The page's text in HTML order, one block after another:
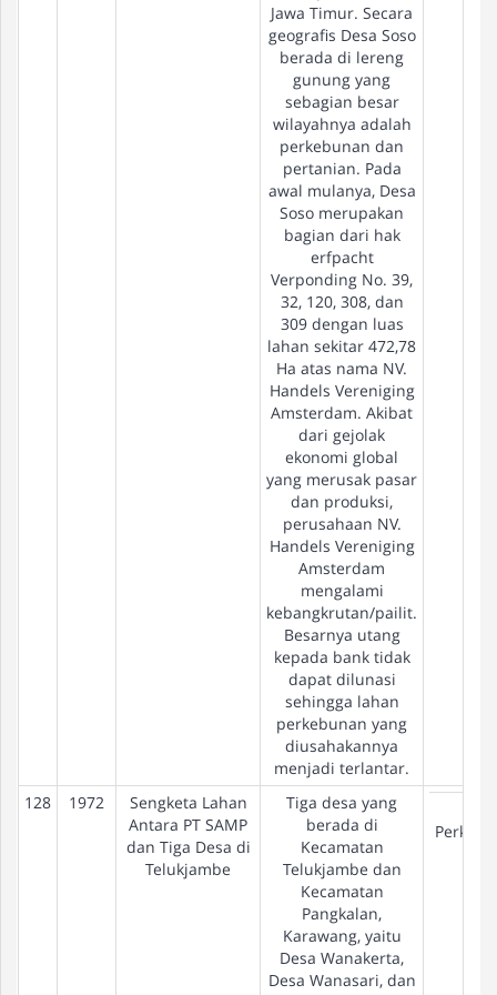
Jawa Timur. Secara
geografis Desa Soso
berada di lereng
gunung yang
sebagian besar
wilayahnya adalah
perkebunan dan
pertanian. Pada
awal mulanya, Desa
Soso merupakan
bagian dari hak
erfpacht
Verponding No. 39,
32, 120, 308, dan
309 dengan luas
lahan sekitar 472,78
Ha atas nama NV.
Handels Vereniging
Amsterdam. Akibat
dari gejolak
ekonomi global
yang merusak pasar
dan produksi,
perusahaan NV.
Handels Vereniging
Amsterdam
mengalami
kebangkrutan/pailit.
Besarnya utang
kepada bank tidak
dapat dilunasi
sehingga lahan
perkebunan yang
diusahakannya
menjadi terlantar.
128
1972
Sengketa Lahan
Antara PT SAMP
dan Tiga Desa di
Telukjambe
Tiga desa yang
berada di
Kecamatan
Telukjambe dan
Kecamatan
Pangkalan,
Karawang, yaitu
Desa Wanakerta,
Desa Wanasari, dan